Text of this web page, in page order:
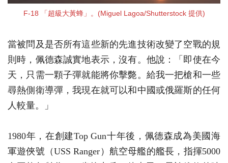
F-18 「超級大黃蜂」。(Miguel Lagoa/Shutterstock 提供)
當被問及是否所有這些新的先進技術改變了空戰的規
則時，佩德森誠實地表示，沒有。他說：「即使在今
天，只需一顆子彈就能將你擊斃。給我一把槍和一些
尋熱側衛導彈，我現在就可以和中國或俄羅斯的任何
人較量。」
1980年，在創建Top Gun十年後，佩德森成為美國海
軍遊俠號（USS Ranger）航空母艦的艦長，指揮5000